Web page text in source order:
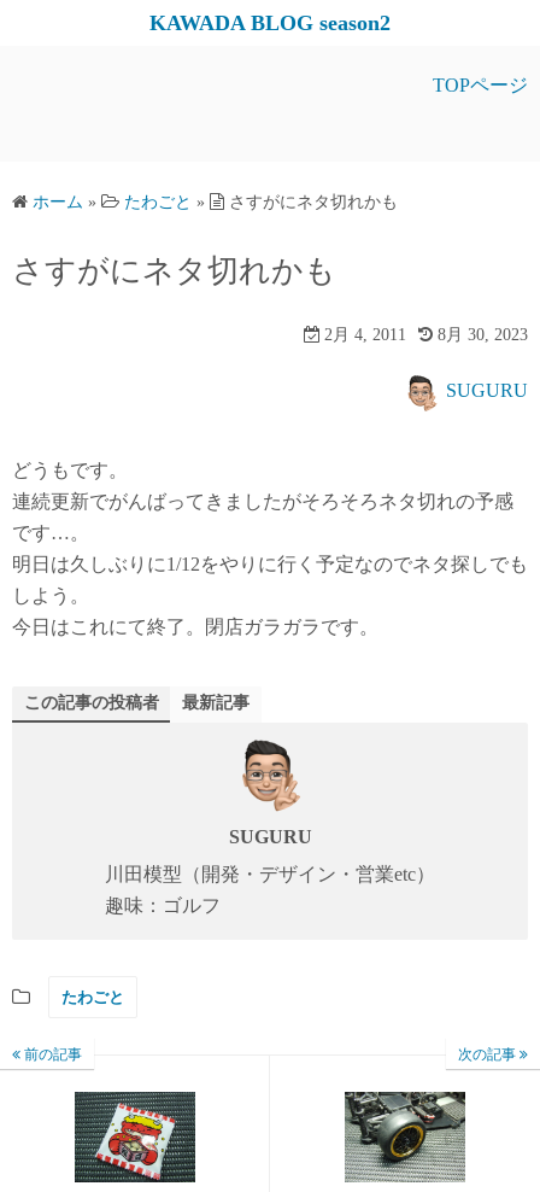
ス
ッ
KAWADA BLOG season2
TOPページ
ホーム » たわごと » さすがにネタ切れかも
さすがにネタ切れかも
2月 4, 2011 8月 30, 2023
SUGURU
どうもです。
連続更新でがんばってきましたがそろそろネタ切れの予感
です…。
明日は久しぶりに1/12をやりに行く予定なのでネタ探しでも
しよう。
今日はこれにて終了。閉店ガラガラです。
この記事の投稿者 最新記事
SUGURU
川田模型（開発・デザイン・営業etc）
趣味：ゴルフ
たわごと
前の記事 次の記事